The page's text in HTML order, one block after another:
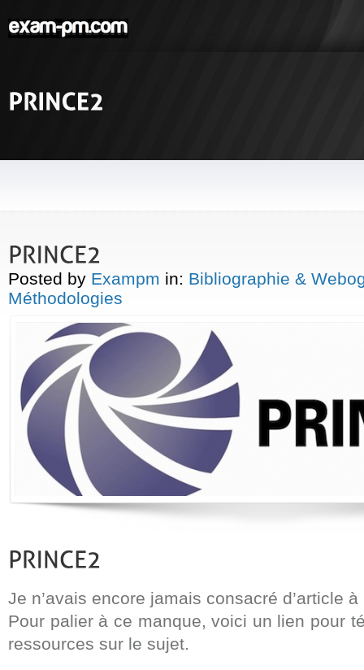
Posted by Exampm in: Bibliographie &
Méthodologies
Je n’avais encore jamais consacré d’article
Pour palier à ce manque, voici un lien pour
ressources sur le sujet.